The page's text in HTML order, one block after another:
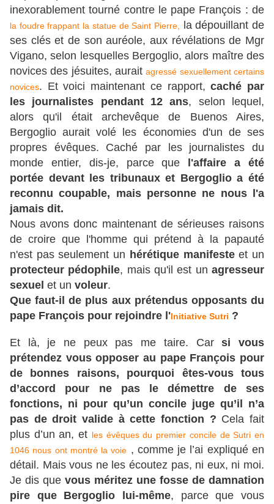
inexorablement tourné contre le pape François : de
la foudre frappant la statue de Saint Pierre,
la dépouillant de
ses clés et de son auréole, aux révélations de Mgr
Vigano, selon lesquelles Bergoglio, alors maître des
novices des jésuites, auraitagressé sexuellement certains
novices. Et voici maintenant ce rapport,caché par
les journalistes pendant 12 ans, selon lequel,
alors qu'il était archevêque de Buenos Aires,
Bergoglio aurait volé les économies d'un de ses
propres évêques. Caché par les journalistes du
monde entier, dis-je, parce que
l'affaire a été
portée devant les tribunaux et Bergoglio a été
reconnu coupable, mais personne ne nous l'a
jamais dit.
Nous avons donc maintenant de sérieuses raisons
de croire que l'homme qui prétend à la papauté
n'est pas seulement un hérétique manifesteet un
protecteur pédophile, mais qu'il est unagresseur
sexuel et un voleur.
Que faut-il de plus aux prétendus opposants du
pape François pour rejoindre l'Initiative Sutri ?
Et là, je ne peux pas me taire. Carsi vous
prétendez vous opposer au pape François pour
de bonnes raisons, pourquoi êtes-vous tous
d’accord pour ne pas le démettre de ses
fonctions, ni pour qu’un concile juge qu’il n’a
pas de droit valide à cette fonction ? Cela fait
plus d’un an, et les évêques du premier concile de Sutri en
1046 nous ont montré la voie , comme je l’ai expliqué en
détail. Mais vous ne les écoutez pas, ni eux, ni moi.
Je dis que vous méritez une fosse de damnation
pire que Bergoglio lui-même, parce que vous